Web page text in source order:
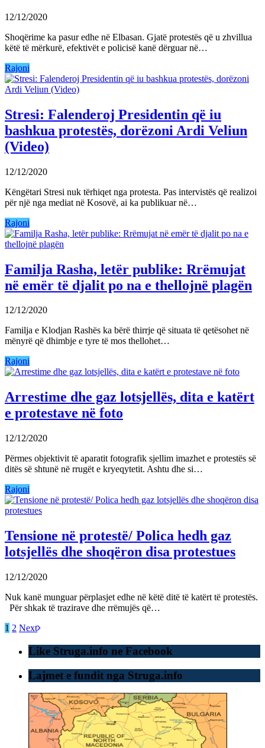
12/12/2020
Shoqërime ka pasur edhe në Elbasan. Gjatë protestës që u zhvillua
këtë të mërkurë, efektivët e policisë kanë dërguar në…
Rajoni
Stresi: Falenderoj Presidentin që iu
bashkua protestës, dorëzoni Ardi Veliun
(Video)
12/12/2020
Këngëtari Stresi nuk tërhiqet nga protesta. Pas intervistës që realizoi
për një nga mediat në Kosovë, ai ka publikuar në…
Rajoni
Familja Rasha, letër publike: Rrëmujat
në emër të djalit po na e thellojnë plagën
12/12/2020
Familja e Klodjan Rashës ka bërë thirrje që situata të qetësohet në
mënyrë që dhimbje e tyre të mos thellohet…
Rajoni
Arrestime dhe gaz lotsjellës, dita e katërt
e protestave në foto
12/12/2020
Përmes objektivit të aparatit fotografik sjellim imazhet e protestës së
ditës së shtunë në rrugët e kryeqytetit. Ashtu dhe si…
Rajoni
Tensione në protestë/ Polica hedh gaz
lotsjellës dhe shoqëron disa protestues
12/12/2020
Nuk kanë munguar përplasjet edhe në këtë ditë të katërt të protestës.
Për shkak të trazirave dhe rrëmujës që…
1 2 Next
Like Struga.info ne Facebook
Lajmet e fundit nga Struga.info